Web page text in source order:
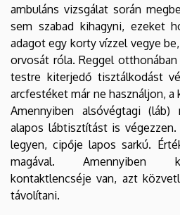
ambuláns vizsgálat során
sem szabad kihagyni, ezeket
adagot egy korty vízzel vegye
orvosát róla. Reggel
testre kiterjedő tisztálkodást
arcfestéket már ne használjon,
Amennyiben alsóvégtagi
alapos lábtisztítást is
legyen, cipője lapos sarkú.
magával. Amennyiben
kontaktlencséje van, azt
távolítani.